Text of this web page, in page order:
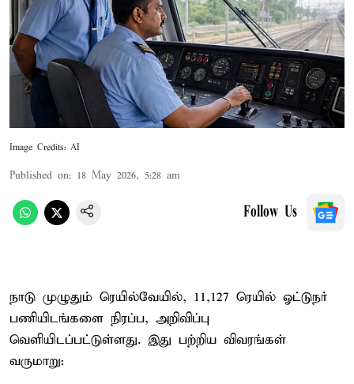
Image Credits: AI
Published on: 18 May 2026, 5:28 am
Follow Us
நாடு முழுதும் ரெயில்வேயில், 11,127 ரெயில் ஓட்டுநர்
பணியிடங்களை நிரப்ப, அறிவிப்பு
வெளியிடப்பட்டுள்ளது. இது பற்றிய விவரங்கள்
வருமாறு: